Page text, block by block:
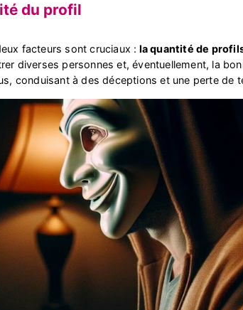
du profil
facteurs sont cruciaux : la quantité de
diverses personnes et, éventuellement, la
conduisant à des déceptions et une perte de